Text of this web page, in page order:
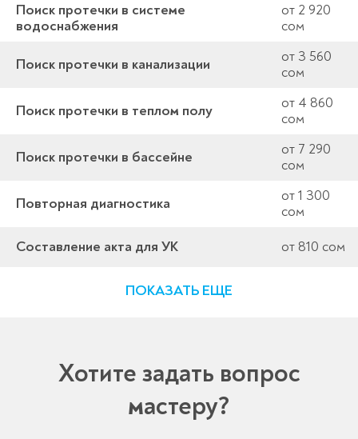
Поиск протечки в системе
водоснабжения
от 2 920
сом
Поиск протечки в канализации
от 3 560
сом
Поиск протечки в теплом полу
от 4 860
сом
Поиск протечки в бассейне
от 7 290
сом
Повторная диагностика
от 1 300
сом
Составление акта для УК
от 810 сом
ПОКАЗАТЬ ЕЩЕ
Хотите задать вопрос
мастеру?